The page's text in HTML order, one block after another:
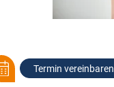
Termin vereinbaren